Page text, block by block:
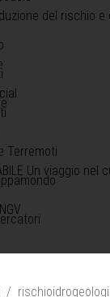
del rischio e
Terremoti
Un viaggio